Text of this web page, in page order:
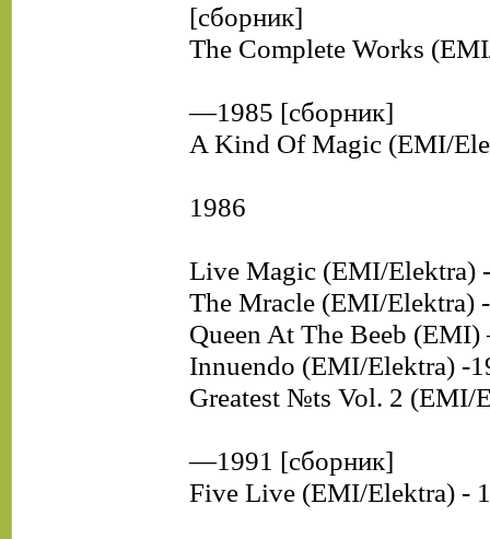
[сборник]
The Complete Works
—1985 [сборник]
A Kind Of Magic (EMI/
1986
Live Magic (EMI/Elektra)
The Mracle (EMI/Elektra)
Queen At The Beeb
Innuendo (EMI/Elektra) -
Greatest №ts Vol. 2 (EMI/
—1991 [сборник]
Five Live (EMI/Elektra) -